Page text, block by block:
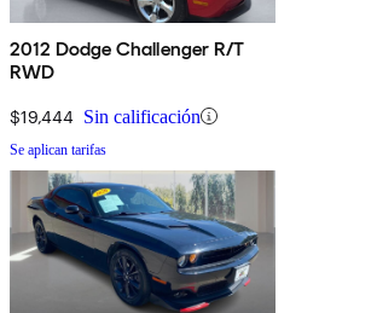
2012 Dodge Challenger R/T
RWD
$19,444 Sin calificación
Se aplican tarifas